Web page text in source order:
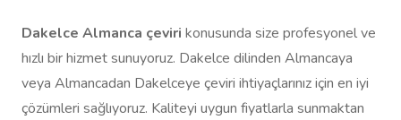
Dakelce Almanca çeviri konusunda size profesyonel ve
hızlı bir hizmet sunuyoruz. Dakelce dilinden Almancaya
veya Almancadan Dakelceye çeviri ihtiyaçlarınız için en iyi
çözümleri sağlıyoruz. Kaliteyi uygun fiyatlarla sunmaktan